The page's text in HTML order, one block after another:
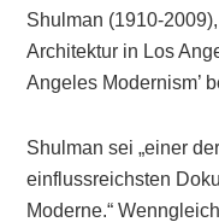
Shulman (1910-
Architektur in Los
Angeles Modernism’
Shulman sei „einer
einflussreichsten
Moderne.“